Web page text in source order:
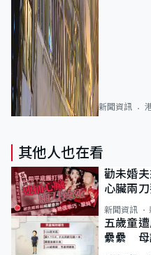
新聞資訊
其他人也在看
勸未婚
心臟兩
新聞資訊
五歲童
纍纍 母
類案最